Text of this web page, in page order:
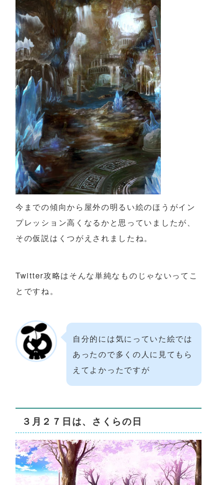
今までの傾向から屋外の明るい絵のほうがイン
プレッション高くなるかと思っていましたが、
その仮説はくつがえされましたね。
Twitter攻略はそんな単純なものじゃないってこ
とですね。
自分的には気にっていた絵では
あったので多くの人に見てもら
えてよかったですが
３月２７日は、さくらの日